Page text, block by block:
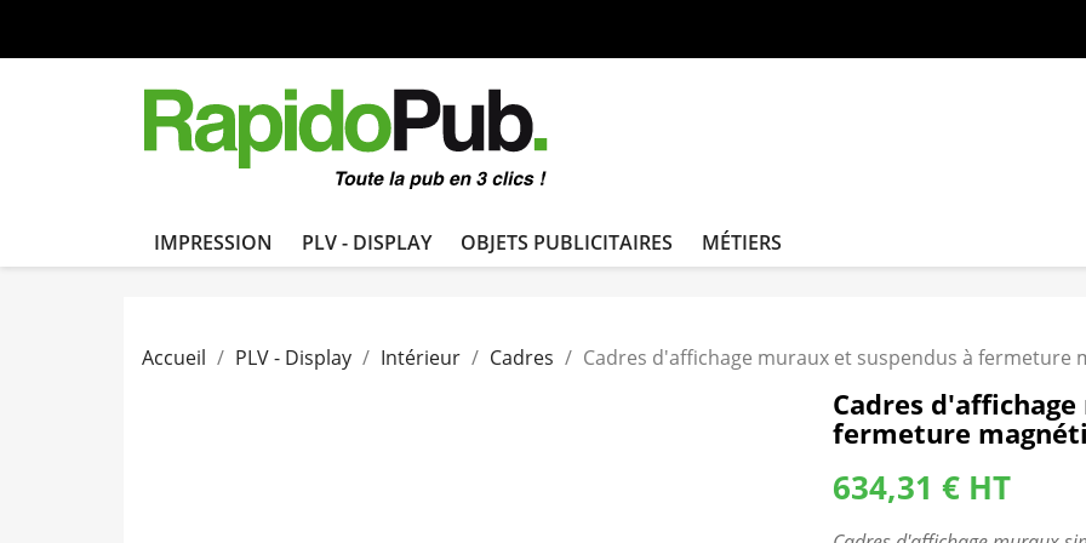
IMPRESSION PLV - DISPLAY OBJETS PUBLICITAIRES MÉTIERS
Accueil PLV - Display Intérieur Cadres Cadres d'affichage muraux et suspendus à fermeture
Cadres
fermeture
634,31 € HT